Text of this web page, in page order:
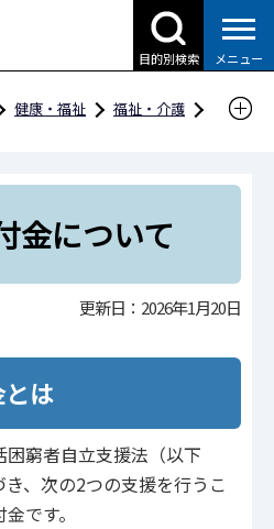
目的別検索 メニュー
健康・福祉
福祉・介護
について
金について
更新日：2026年1月20日
は
窮者自立支援法（以下
き、次の2つの支援を行うこ
です。